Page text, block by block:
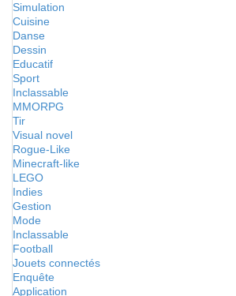
Simulation
Cuisine
Danse
Dessin
Educatif
Sport
Inclassable
MMORPG
Tir
Visual novel
Rogue-Like
Minecraft-like
LEGO
Indies
Gestion
Mode
Inclassable
Football
Jouets connectés
Enquête
Application